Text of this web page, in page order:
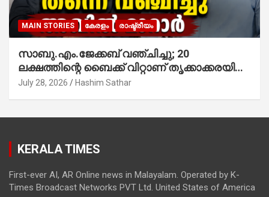
MAIN STORIES കേരളം രാഷ്ട്രീയം
സാബു.എം.ജേക്കബ് വഞ്ചിച്ചു; 20
ലക്ഷത്തിന്റെ ബൈക്ക് വിറ്റാണ് തൃക്കാക്കരയില്‍
മത്സരിച്ചത്! പ്രചാരണത്തിന് രണ്ടേ രണ്ടുപേര്‍
അഖില്‍ മാരാര്‍ ട്വന്റി 20 വിട്ടു
July 28, 2026 Hashim Sathar
KERALA TIMES
First-ever AI, AR Online news in Malayalam. Operated by K-
Times Broadcast Networks PVT Ltd. United States of America